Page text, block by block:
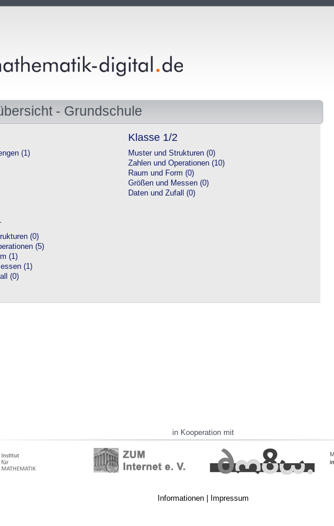
- Grundschule
(1)
Klasse 1/2
Muster und Strukturen (0)
Zahlen und Operationen (10)
Raum und Form (0)
Größen und Messen (0)
Daten und Zufall (0)
(0)
(5)
(1)
(1)
(0)
in Kooperation mit
Informationen| Impressum